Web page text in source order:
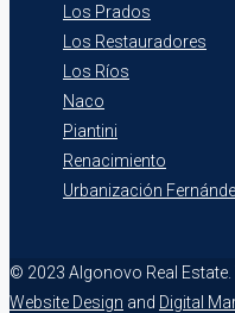
Los Prados
Los Restauradores
Los Ríos
Naco
Piantini
Renacimiento
Urbanización
© 2023 Algonovo Real
Website Design and Digital